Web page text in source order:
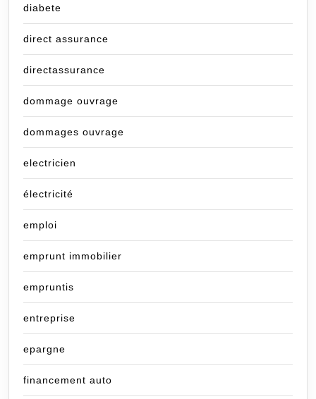
diabete
direct assurance
directassurance
dommage ouvrage
dommages ouvrage
electricien
électricité
emploi
emprunt immobilier
empruntis
entreprise
epargne
financement auto